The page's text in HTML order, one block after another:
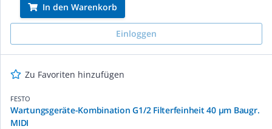
In den Warenkorb
Einloggen
Zu Favoriten hinzufügen
FESTO
Wartungsgeräte-Kombination G1/2 Filterfeinheit 40 µm Baugr.
MIDI